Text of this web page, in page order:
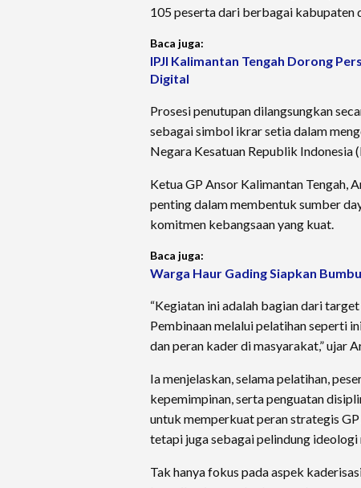
105 peserta dari berbagai kabupaten
Baca juga:
IPJI Kalimantan Tengah Dorong
Digital
Prosesi penutupan dilangsungkan
sebagai simbol ikrar setia dalam
Negara Kesatuan Republik Indonesia
Ketua GP Ansor Kalimantan Tengah,
penting dalam membentuk sumber
komitmen kebangsaan yang kuat.
Baca juga:
Warga Haur Gading Siapkan
“Kegiatan ini adalah bagian dari
Pembinaan melalui pelatihan seperti
dan peran kader di masyarakat,” ujar
Ia menjelaskan, selama pelatihan,
kepemimpinan, serta penguatan
untuk memperkuat peran strategis GP
tetapi juga sebagai pelindung ideologi
Tak hanya fokus pada aspek